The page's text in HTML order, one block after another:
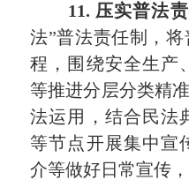
11. 压实普法
法”普法责任制，
程，围绕安全生产
等推进分层分类精
法运用，结合民法
等节点开展集中宣
介等做好日常宣传